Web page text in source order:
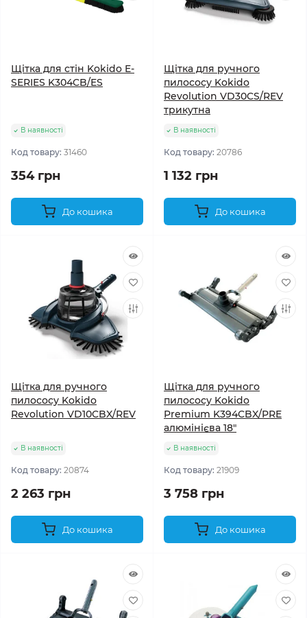
Щітка для стін Kokido E-
SERIES K304CB/ES
В наявності
Код товару: 31460
354 грн
До кошика
Щітка для ручного
пилососу Kokido
Revolution VD30CS/REV
трикутна
В наявності
Код товару: 20786
1 132 грн
До кошика
Щітка для ручного
пилососу Kokido
Revolution VD10CBX/REV
В наявності
Код товару: 20874
2 263 грн
До кошика
Щітка для ручного
пилососу Kokido
Premium K394CBX/PRE
алюмінієва 18"
В наявності
Код товару: 21909
3 758 грн
До кошика